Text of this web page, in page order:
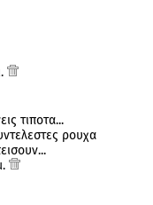
τιποτα...
ρουχα